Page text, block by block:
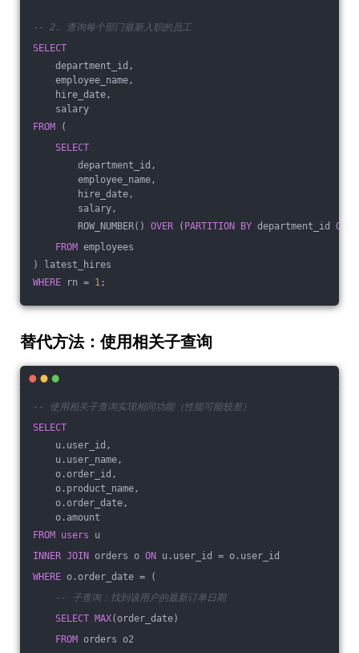
-- 2. 查询每个部门最新入职的员工
SELECT
department_id,
employee_name,
hire_date,
salary
FROM (
SELECT
department_id,
employee_name,
hire_date,
salary,
ROW_NUMBER() OVER ( PARTITION BY department_id
FROM employees
) latest_hires
WHERE rn = 1;
替代方法：使用相关子查询
-- 使用相关子查询实现相同功能（性能可能较差）
SELECT
u.user_id,
u.user_name,
o.order_id,
o.product_name,
o.order_date,
o.amount
FROM
users u
INNER JOIN orders o ON u.user_id = o.user_id
WHERE o.order_date = (
-- 子查询：找到该用户的最新订单日期
SELECT MAX(order_date)
FROM orders o2